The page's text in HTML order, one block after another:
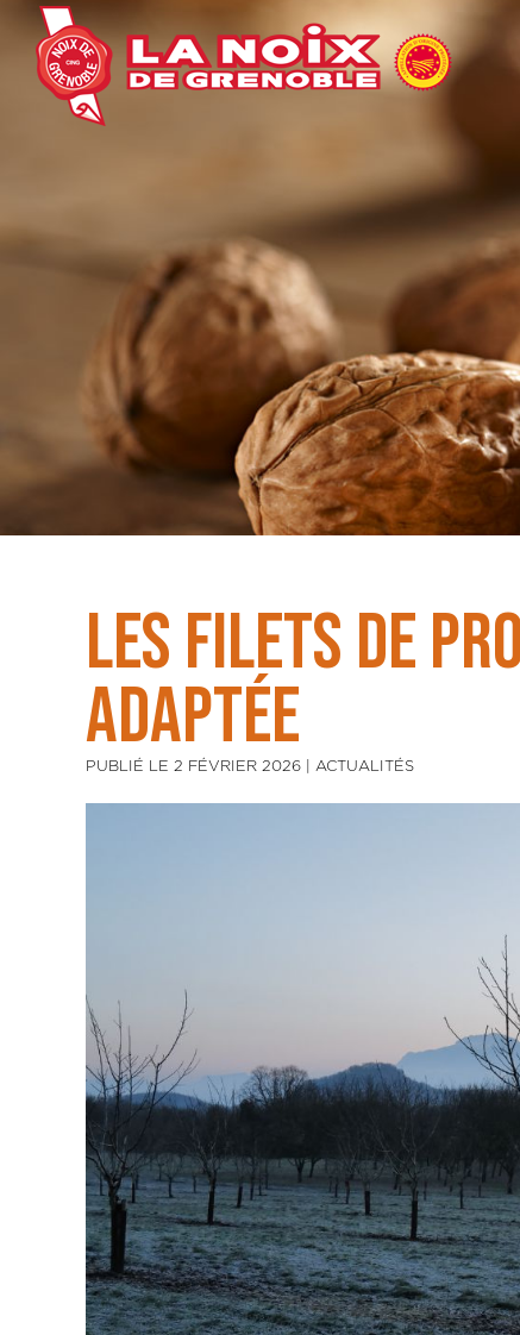
Les filets de
adaptée
PUBLIÉ LE 2 FÉVRIER 2026 | ACTUALITÉS